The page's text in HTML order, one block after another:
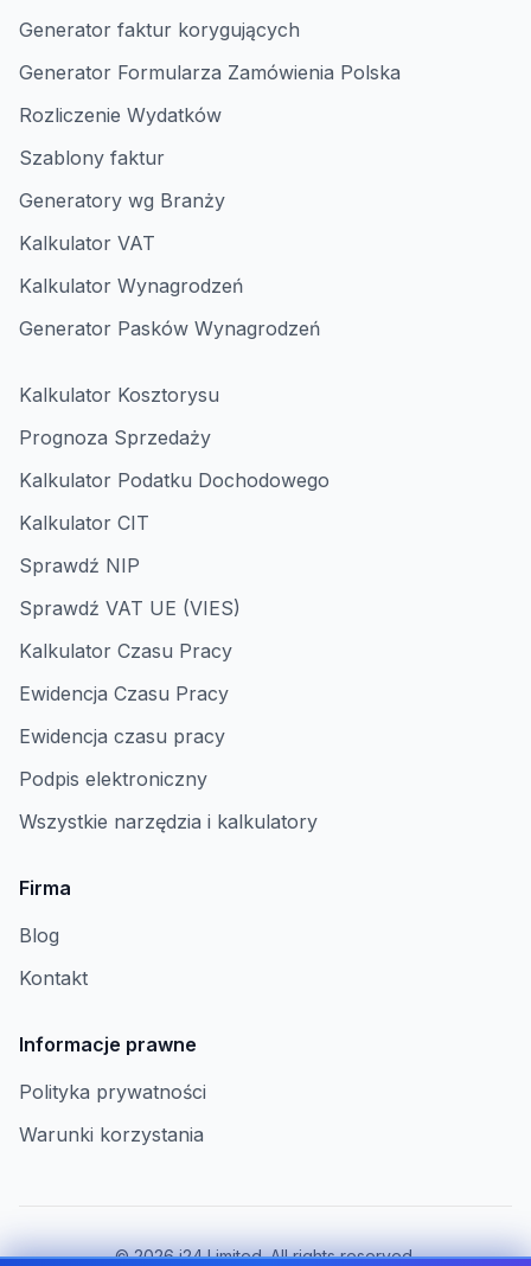
Generator faktur korygujących
Generator Formularza Zamówienia Polska
Rozliczenie Wydatków
Szablony faktur
Generatory wg Branży
Kalkulator VAT
Kalkulator Wynagrodzeń
Generator Pasków Wynagrodzeń
Kalkulator Kosztorysu
Prognoza Sprzedaży
Kalkulator Podatku Dochodowego
Kalkulator CIT
Sprawdź NIP
Sprawdź VAT UE (VIES)
Kalkulator Czasu Pracy
Ewidencja Czasu Pracy
Ewidencja czasu pracy
Podpis elektroniczny
Wszystkie narzędzia i kalkulatory
Firma
Blog
Kontakt
Informacje prawne
Polityka prywatności
Warunki korzystania
©2026i24 Limited. All rights reserved.